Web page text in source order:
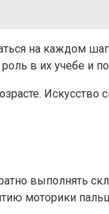
на каждом
в их учебе и
Искусство
выполнять
моторики